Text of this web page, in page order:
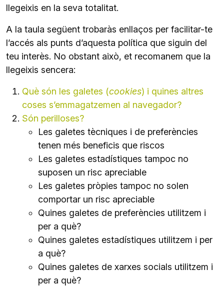
llegeixis en la seva totalitat.
A la taula següent trobaràs enllaços per facilitar-te
l’accés als punts d’aquesta política que siguin del
teu interès. No obstant això, et recomanem que la
llegeixis sencera:
Què són les galetes (cookies) i quines altres
coses s’emmagatzemen al navegador?
Són perilloses?
Les galetes tècniques i de preferències
tenen més beneficis que riscos
Les galetes estadístiques tampoc no
suposen un risc apreciable
Les galetes pròpies tampoc no solen
comportar un risc apreciable
Quines galetes de preferències utilitzem i
per a què?
Quines galetes estadístiques utilitzem i per
a què?
Quines galetes de xarxes socials utilitzem i
per a què?